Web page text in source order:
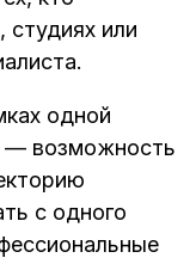
студиях или
одной
— возможность
с одного